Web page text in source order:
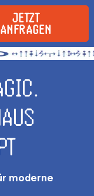
JETZT
ANFRAGEN
UNIFI
NETZWERKTECHNIK
moderne